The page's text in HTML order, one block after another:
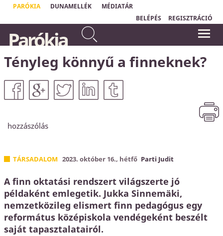
PARÓKIA DUNAMELLÉK
MÉDIATÁR
BELÉPÉS
REGISZTRÁCIÓ
Mert egyenesek az Úr útjai: az
igazak járnak rajtuk, a
vétkesek elbuknak rajtuk.
"Ha jó kézből vesszük a hírt, hogy
bízhatunk Benne, még ha nem is értjük
Őt és útjai rejtve maradnak is előttünk."
Matthias Claudius
Parókia
Tényleg könnyű a finneknek?
hozzászólás
TÁRSADALOM 2023. október 16., hétfő Parti Judit
A finn oktatási rendszert világszerte jó
példaként emlegetik. Jukka Sinnemäki,
nemzetközileg elismert finn pedagógus egy
református középiskola vendégeként beszélt
saját tapasztalatairól.